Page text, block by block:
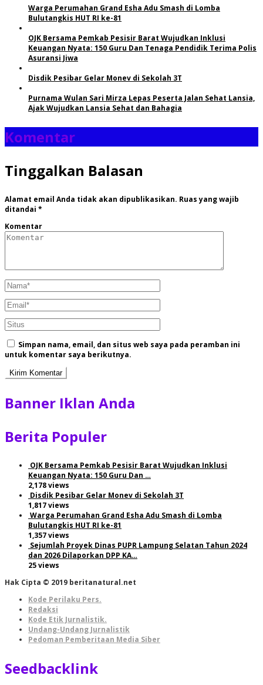
Warga Perumahan Grand Esha Adu Smash di Lomba
Bulutangkis HUT RI ke-81
OJK Bersama Pemkab Pesisir Barat Wujudkan Inklusi
Keuangan Nyata: 150 Guru Dan Tenaga Pendidik Terima Polis
Asuransi Jiwa
Disdik Pesibar Gelar Monev di Sekolah 3T
Purnama Wulan Sari Mirza Lepas Peserta Jalan Sehat Lansia,
Ajak Wujudkan Lansia Sehat dan Bahagia
Komentar
Tinggalkan Balasan
Alamat email Anda tidak akan dipublikasikan. Ruas yang wajib
ditandai *
Komentar
Simpan nama, email, dan situs web saya pada peramban ini
untuk komentar saya berikutnya.
Banner Iklan Anda
Berita Populer
OJK Bersama Pemkab Pesisir Barat Wujudkan Inklusi
Keuangan Nyata: 150 Guru Dan …
2,178 views
Disdik Pesibar Gelar Monev di Sekolah 3T
1,817 views
Warga Perumahan Grand Esha Adu Smash di Lomba
Bulutangkis HUT RI ke-81
1,357 views
Sejumlah Proyek Dinas PUPR Lampung Selatan Tahun 2024
dan 2026 Dilaporkan DPP KA…
25 views
Hak Cipta © 2019 beritanatural.net
Kode Perilaku Pers.
Redaksi
Kode Etik Jurnalistik.
Undang-Undang Jurnalistik
Pedoman Pemberitaan Media Siber
Seedbacklink